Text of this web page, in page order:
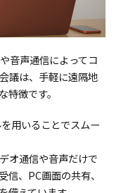
音声通信によってコ
議は、手軽に遠隔地
徴です。
用いることでスムー
オ通信や音声だけで
、PC画面の共有、